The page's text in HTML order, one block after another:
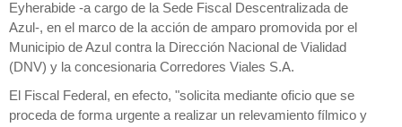
Eyherabide -a cargo de la Sede Fiscal Descentralizada de
Azul-, en el marco de la acción de amparo promovida por el
Municipio de Azul contra la Dirección Nacional de Vialidad
(DNV) y la concesionaria Corredores Viales S.A.
El Fiscal Federal, en efecto, "solicita mediante oficio que se
proceda de forma urgente a realizar un relevamiento fílmico y